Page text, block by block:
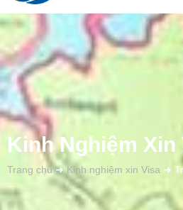
Kinh Nghiệm Xin
Trang chủ➜Kinh nghiệm xin Visa ➜